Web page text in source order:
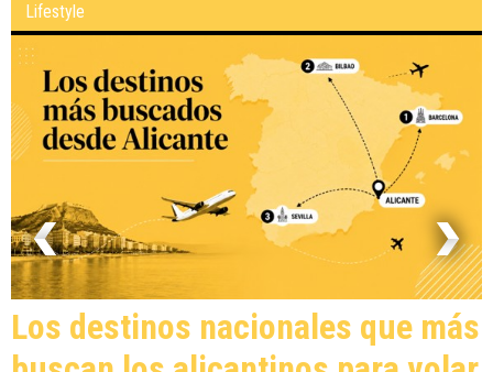
Lifestyle
Los destinos nacionales que más